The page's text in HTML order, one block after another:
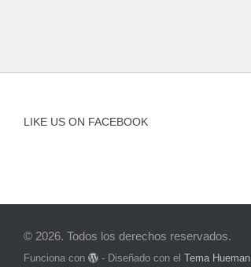
LIKE US ON FACEBOOK
© 2026. Todos los derechos reservados.
Funciona con - Diseñado con elTema Hueman